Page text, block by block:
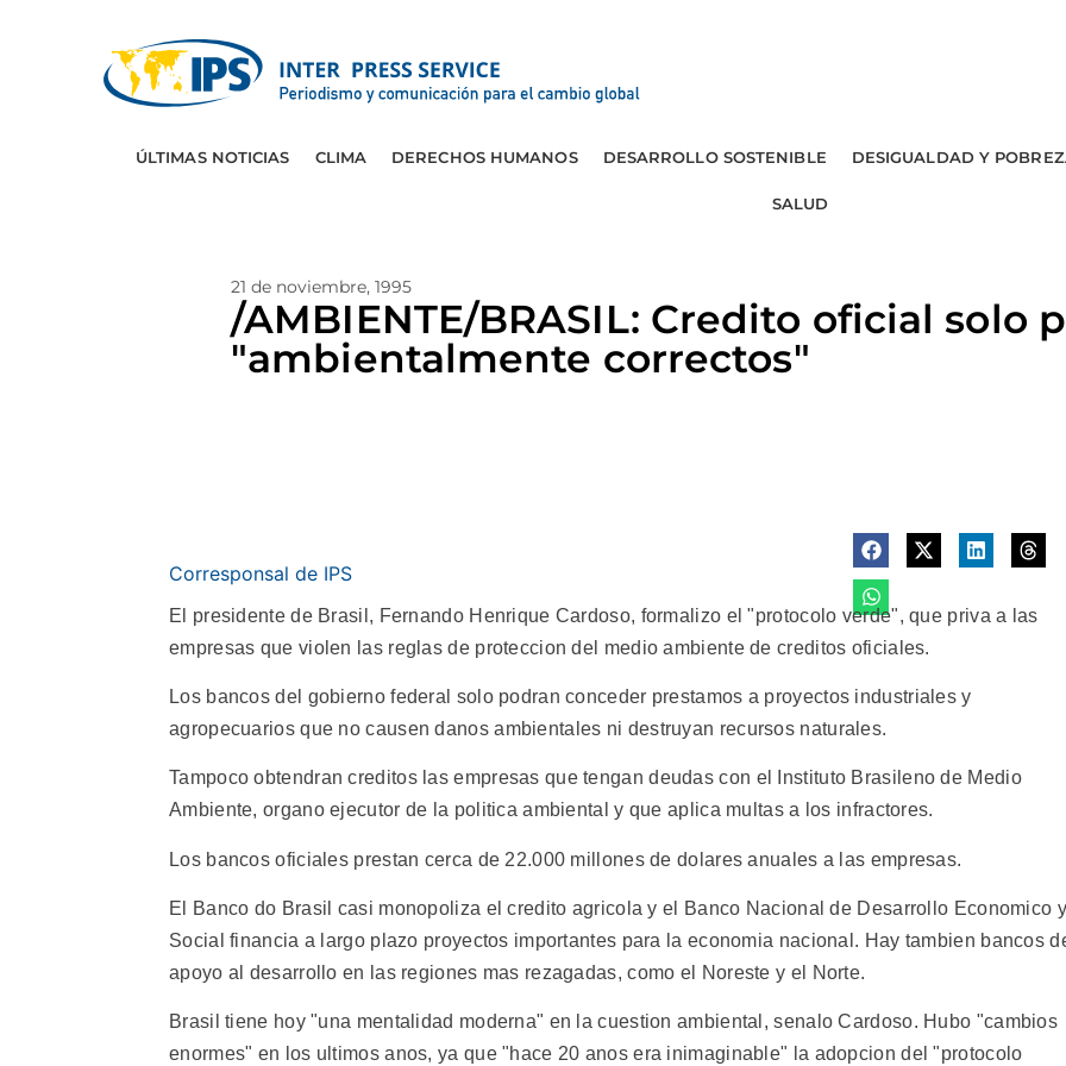
ÚLTIMAS NOTICIAS CLIMA DERECHOS HUMANOS DESARROLLO SOSTENIBLE DESIGUALDAD Y
SALUD
21 de noviembre, 1995
/AMBIENTE/BRASIL: Credito oficial solo
"ambientalmente correctos"
Corresponsal de IPS
El presidente de Brasil, Fernando Henrique Cardoso, formalizo el "protocolo verde", que priva a las
empresas que violen las reglas de proteccion del medio ambiente de creditos oficiales.
Los bancos del gobierno federal solo podran conceder prestamos a proyectos industriales y
agropecuarios que no causen danos ambientales ni destruyan recursos naturales.
Tampoco obtendran creditos las empresas que tengan deudas con el Instituto Brasileno de Medio
Ambiente, organo ejecutor de la politica ambiental y que aplica multas a los infractores.
Los bancos oficiales prestan cerca de 22.000 millones de dolares anuales a las empresas.
El Banco do Brasil casi monopoliza el credito agricola y el Banco Nacional de Desarrollo Economico y
Social financia a largo plazo proyectos importantes para la economia nacional. Hay tambien bancos
apoyo al desarrollo en las regiones mas rezagadas, como el Noreste y el Norte.
Brasil tiene hoy "una mentalidad moderna" en la cuestion ambiental, senalo Cardoso. Hubo "cambios
enormes" en los ultimos anos, ya que "hace 20 anos era inimaginable" la adopcion del "protocolo